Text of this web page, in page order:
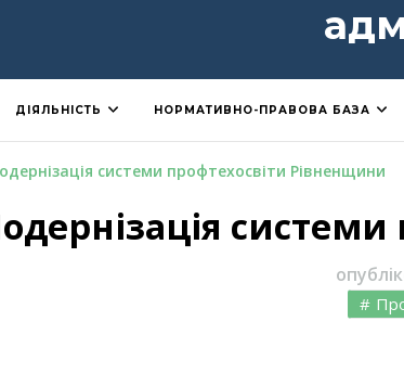
ДІЯЛЬНІСТЬ НОРМАТИВНО-ПРАВОВА БАЗА
системи профтехосвіти Рівненщини